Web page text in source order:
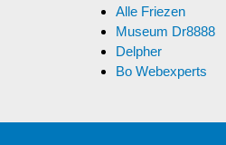
Alle Friezen
Museum Dr8888
Delpher
Bo Webexperts